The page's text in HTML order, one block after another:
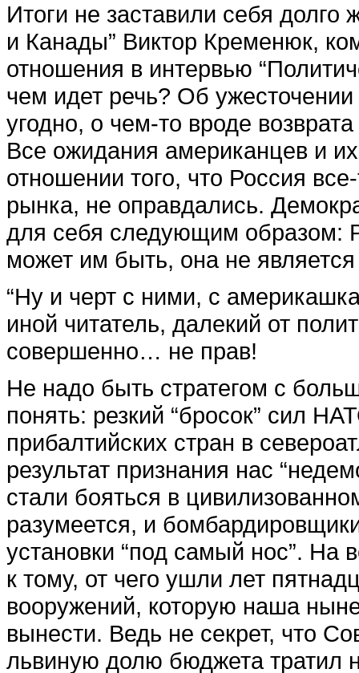
Итоги не заставили себя
и Канады” Виктор Кременюк,
отношения в интервью
чем идет речь? Об
угодно, о чем-то вроде
Все ожидания американцев и
отношении того, что Россия
рынка, не оправдались.
для себя следующим образом:
может им быть, она не
“Ну и черт с ними, с
иной читатель, далекий от
совершенно… не прав!
Не надо быть стратегом с
понять: резкий “бросок” сил
прибалтийских стран в
результат признания нас
стали бояться в
разумеется, и
установки “под самый нос”. На
к тому, от чего ушли лет
вооружений, которую наша
вынести. Ведь не секрет, что
львиную долю бюджета тратил